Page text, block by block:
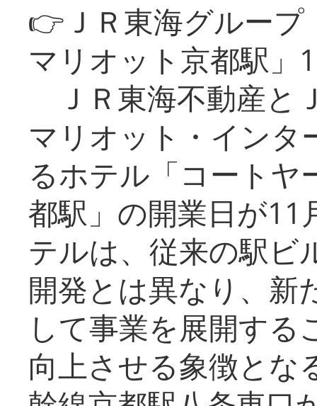
👉ＪＲ東海グルー
マリオット京都駅」
ＪＲ東海不動産と
マリオット・インタ
るホテル「コートヤ
都駅」の開業日が11
テルは、従来の駅ビ
開発とは異なり、新
して事業を展開する
向上させる象徴とな